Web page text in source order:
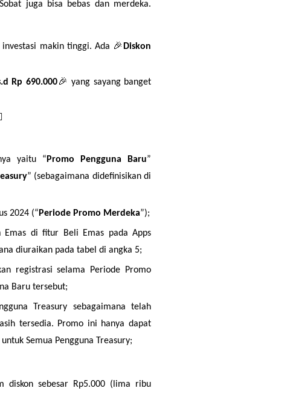
juga bisa bebas dan merdeka.
makin tinggi. Ada 🎉Diskon
Rp 690.000🎉 yang sayang banget
yaitu “Promo Pengguna Baru”
” (sebagaimana didefinisikan di
2024 (“Periode Promo Merdeka”);
Emas di fitur Beli Emas pada Apps
diuraikan pada tabel di angka 5;
registrasi selama Periode Promo
Baru tersebut;
Treasury sebagaimana telah
tersedia. Promo ini hanya dapat
Semua Pengguna Treasury;
diskon sebesar Rp5.000 (lima ribu